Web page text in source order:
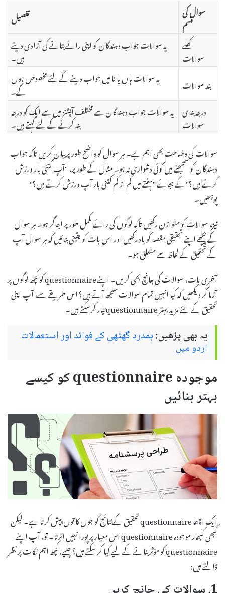
سوال کی
قسم
تفصیل
کھلے
سوالات
یہ سوالات جواب دہندگان کو اپنی رائے بتانے کی آزادی دیتے
ہیں۔
بند سوالات
یہ سوالات ہاں یا نا میں جواب دینے کے لئے مخصوص ہوں
گے۔
درجہ بندی
سوالات
یہ سوالات جواب دہندگان سے مختلف آپشنز میں سے ایک کو درجہ
بند کرنے کے لئے کہتے ہیں۔
سوالات کی وضاحت بھی اہم ہے۔ ہر سوال کو واضح طور پر بیان کریں تاکہ جواب
دہندگان کو سمجھنے میں کوئی دشواری نہ ہو۔ مثال کے طور پر، "آپ کتنی بار ورزش
کرتے ہیں؟" کے بجائے "ہفتے میں کم از کم کتنی بار آپ ورزش کرتے ہیں؟"
پوچھیں۔
نیز،سوالات کو متوازن رکھیں تاکہ لوگوں کی رائے مکمل طور پر اجاگر ہو۔ ہر سوال
کے پیچھے اپنے تحقیقی مقصد کو یاد رکھیں اور اس بات کو یقینی بنائیں کہ ہر سوال آپ
کے تحقیق کے لحاظ سے متعلق ہو۔
آخری بات، سوالات کی جانچ بھی کریں۔ اپنے questionnaire کو کچھ لوگوں پر
آزما کر دیکھیں کہ کیا انہیں تمام سوالات سمجھ آتے ہیں؟ اس طریقے سے، آپ اپنی
تحقیق کے لئے مزید بہتر questionnaire تیار کرسکتے ہیں۔
یہ بھی پڑھیں:ہمدرد گھٹھی کے فوائد اور استعمالات
اردو میں
موجودہ questionnaire کو کیسے
بہتر بنائیں
ایک اچھا questionnaire تحقیق کے نتائج کو جوں کا توں پیش کرتا ہے۔ لیکن
کبھی کبھار موجودہ questionnaire اس معیار پر پورا نہیں اترتا۔ تو، آپ اپنے
questionnaire کو مؤثر بنانے کے لیے کیا کر سکتے ہیں؟ چلیے، کچھ اہم نکات پر نظر
ڈالتے ہیں: